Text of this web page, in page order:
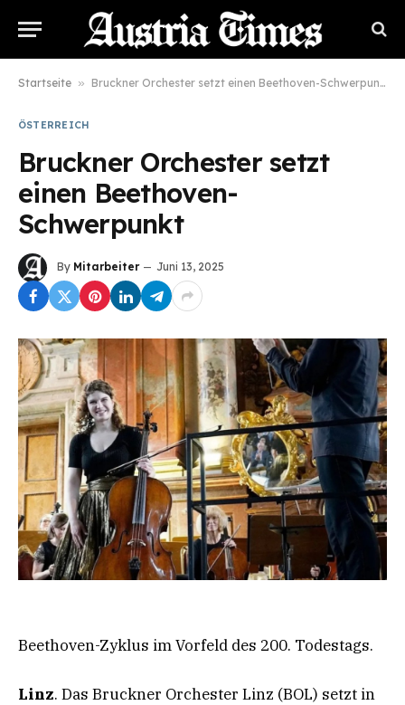
Startseite » Bruckner Orchester setzt einen Beethoven-Schwerpunkt
ÖSTERREICH
Bruckner Orchester setzt
einen Beethoven-
Schwerpunkt
By Mitarbeiter Juni 13, 2025
Beethoven-Zyklus im Vorfeld des 200. Todestags.
Linz. Das Bruckner Orchester Linz (BOL) setzt in